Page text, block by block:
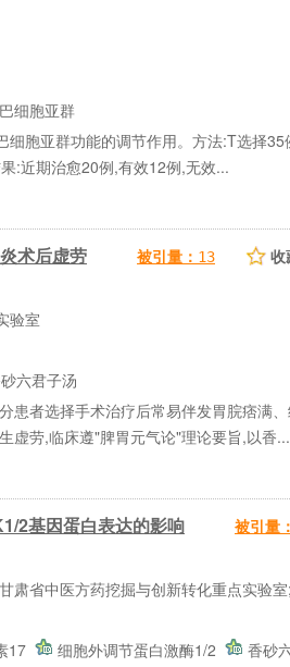
细胞亚群
胞亚群功能的调节作用。方法:T选择
:近期治愈20例,有效12例,无效...
术后虚劳 被引量： 13 收
验室
六君子汤
患者选择手术治疗后常易伴发胃脘痞满
虚劳,临床遵"脾胃元气论"理论要旨,以香...
2基因蛋白表达的影响 被引量：
省中医方药挖掘与创新转化重点实验
17 细胞外调节蛋白激酶1/2 香砂